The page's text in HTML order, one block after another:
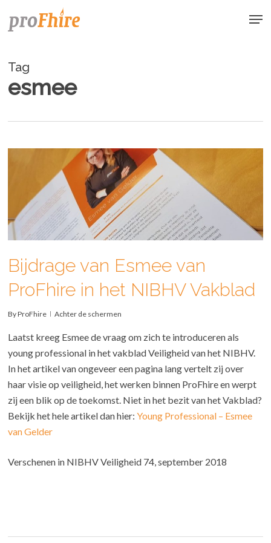
Tag
esmee
Bijdrage van Esmee van
ProFhire in het NIBHV Vakblad
ByProFhire Achter de schermen
Laatst kreeg Esmee de vraag om zich te introduceren als
young professional in het vakblad Veiligheid van het NIBHV.
In het artikel van ongeveer een pagina lang vertelt zij over
haar visie op veiligheid, het werken binnen ProFhire en werpt
zij een blik op de toekomst. Niet in het bezit van het Vakblad?
Bekijk het hele artikel dan hier:Young Professional – Esmee
van Gelder
Verschenen in NIBHV Veiligheid 74, september 2018